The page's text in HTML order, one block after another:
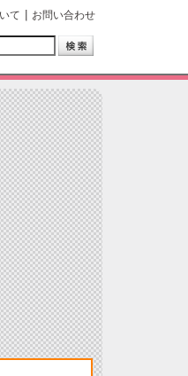
て お問い合わせ